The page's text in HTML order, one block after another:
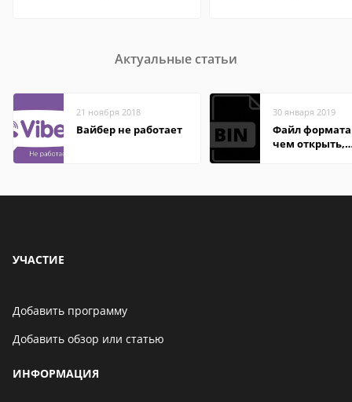
Актуальные статьи
21 ноября 2018
Вайбер не работает
30 января 2019
Файл формата
чем открыть,
УЧАСТИЕ
Добавить программу
Добавить обзор или статью
ИНФОРМАЦИЯ